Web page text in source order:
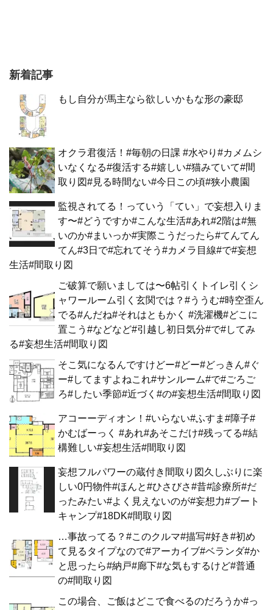
新着記事
もし自分が馬主なら欲しいかもな形の豪邸
オクラ君復活！#毎朝の日課 #水やり#カメムシ
いなくなる#復活する#嬉しい#猫みていて#間
取り図#見る時間ない#今日この頃#狭小農園
監視されてる！っていう「てい」で妄想入りま
す〜#どうですか#こんな生活#あれ#2階は#無
いのか#まいっか#実際こうだったら#てんてん
てん#3日で#忘れてそう#カメラ目線#で#妄想
生活#間取り図
ご破算で願いましては〜6帖引くトイレ引くシ
ャワールーム引く玄関では？#ううむ#時空歪ん
でる#んだね#それはともかく #洗濯機#どこに
置こう#などなど#引越し初日気分#で#してみ
る#妄想生活#間取り図
そこ気になるんですけどー#どー#どっきん#ぐ
ー#してますよねこれ#サンルーム#で#ごろご
ろ#したい季節#近づく#の#妄想生活#間取り図
アコーーディオン！#いらない#ふすま#障子#
かむばーっく #あれ#あそこだけ#残ってる#結
構難しい#妄想生活#間取り図
妄想フルパワーの蔵付き間取り図久しぶりに楽
しい0円物件#ほんと#ひさびさ#昔#診療所#だ
ったみたい#よく見えないのが#妄想力#ブート
キャンプ#18DK#間取り図
…事故ってる？#このクルマ#描写#好き#初め
て見るタイプなので#アーカイブ#ベランダ#か
と思ったら#納戸#廊下#な気もするけど#普通
の#間取り図
この場合、ご飯はどこで食べるのだろうか#っ